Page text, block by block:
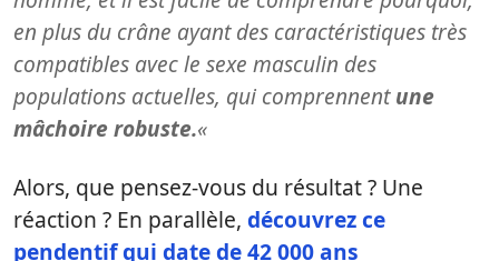
en plus du crâne ayant des caractéristiques très
compatibles avec le sexe masculin des
populations actuelles, qui comprennentune
mâchoire robuste.«
Alors, que pensez-vous du résultat ? Une
réaction ? En parallèle, découvrez ce
pendentif qui date de 42 000 ans